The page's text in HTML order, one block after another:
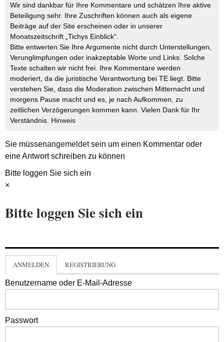
Wir sind dankbar für Ihre Kommentare und schätzen Ihre aktive
Beteiligung sehr. Ihre Zuschriften können auch als eigene
Beiträge auf der Site erscheinen oder in unserer
Monatszeitschrift „Tichys Einblick“.
Bitte entwerten Sie Ihre Argumente nicht durch Unterstellungen,
Verunglimpfungen oder inakzeptable Worte und Links. Solche
Texte schalten wir nicht frei. Ihre Kommentare werden
moderiert, da die juristische Verantwortung bei TE liegt. Bitte
verstehen Sie, dass die Moderation zwischen Mitternacht und
morgens Pause macht und es, je nach Aufkommen, zu
zeitlichen Verzögerungen kommen kann. Vielen Dank für Ihr
Verständnis. Hinweis
Sie müssenangemeldetsein um einen Kommentar oder
eine Antwort schreiben zu können
Bitte loggen Sie sich ein
×
Bitte loggen Sie sich ein
ANMELDEN REGISTRIERUNG
Benutzername oder E-Mail-Adresse
Passwort